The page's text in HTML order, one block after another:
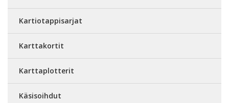
Kartiotappisarjat
Karttakortit
Karttaplotterit
Käsisoihdut